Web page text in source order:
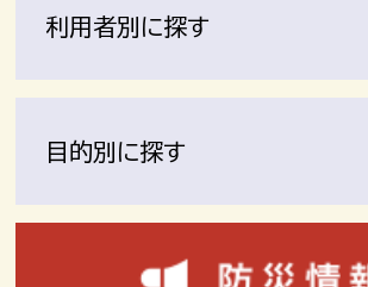
利用者別に探す
目的別に探す